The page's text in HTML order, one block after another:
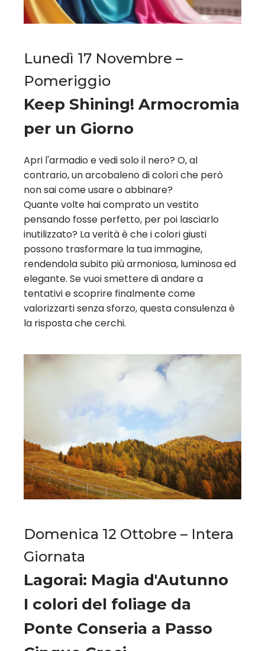
Lunedì 17 Novembre –
Pomeriggio
Keep Shining! Armocromia
per un Giorno
Apri l'armadio e vedi solo il nero? O, al
contrario, un arcobaleno di colori che però
non sai come usare o abbinare?
Quante volte hai comprato un vestito
pensando fosse perfetto, per poi lasciarlo
inutilizzato? La verità è che i colori giusti
possono trasformare la tua immagine,
rendendola subito più armoniosa, luminosa ed
elegante. Se vuoi smettere di andare a
tentativi e scoprire finalmente come
valorizzarti senza sforzo, questa consulenza è
la risposta che cerchi.
Domenica 12 Ottobre – Intera
Giornata
Lagorai: Magia d'Autunno
I colori del foliage da
Ponte Conseria a Passo